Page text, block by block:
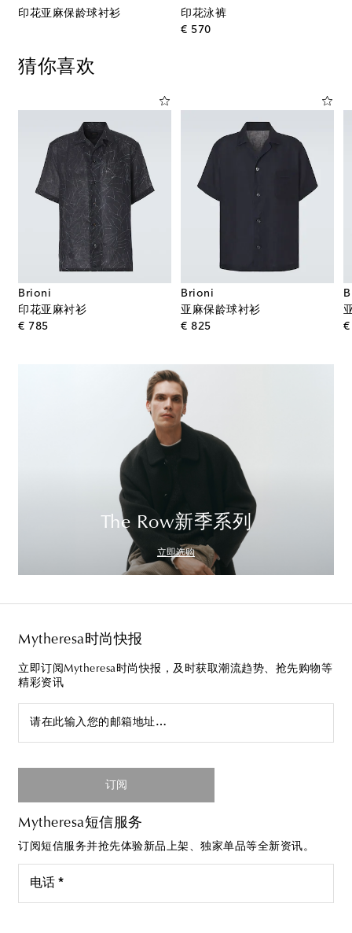
印花亚麻保龄球衬衫
印花泳裤
€ 570original price
猜你喜欢
Brioni
印花亚麻衬衫
€ 785original price
Brioni
亚麻保龄球衬衫
€ 825original price
€
The Row新季系列
立即选购
Mytheresa时尚快报
立即订阅Mytheresa时尚快报，及时获取潮流趋势、抢先购物等
精彩资讯
请在此输入您的邮箱地址…
订阅
Mytheresa短信服务
订阅短信服务并抢先体验新品上架、独家单品等全新资讯。
电话 *